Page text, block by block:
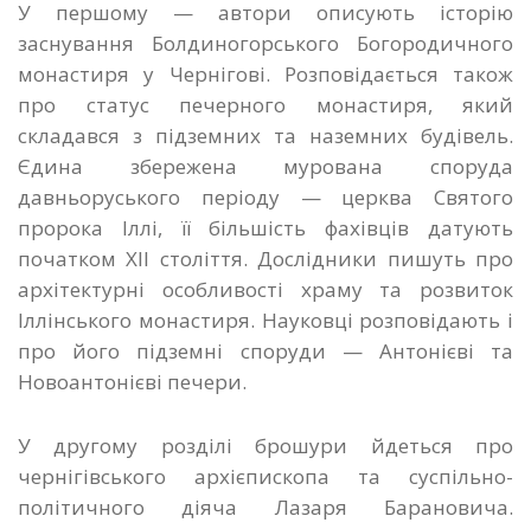
У першому — автори описують історію
заснування Болдиногорського Богородичного
монастиря у Чернігові. Розповідається також
про статус печерного монастиря, який
складався з підземних та наземних будівель.
Єдина збережена мурована споруда
давньоруського періоду — церква Святого
пророка Іллі, її більшість фахівців датують
початком ХІІ століття. Дослідники пишуть про
архітектурні особливості храму та розвиток
Іллінського монастиря. Науковці розповідають і
про його підземні споруди — Антонієві та
Новоантонієві печери.
У другому розділі брошури йдеться про
чернігівського архієпископа та суспільно-
політичного діяча Лазаря Барановича.